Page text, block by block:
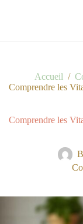
Accueil /
Comprendre les
Comprendre les